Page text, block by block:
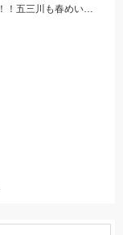
スーパーホバリングフィッシュのミドストでゲット！！五三川も春めいてきてバスが釣れるようになってきました！！